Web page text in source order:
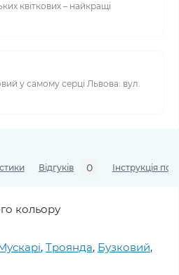
квіткових – найкращі
у самому серці Львова: вул.
Відгуків 0 Інструкція по
кольору
, Троянда, Бузковий,